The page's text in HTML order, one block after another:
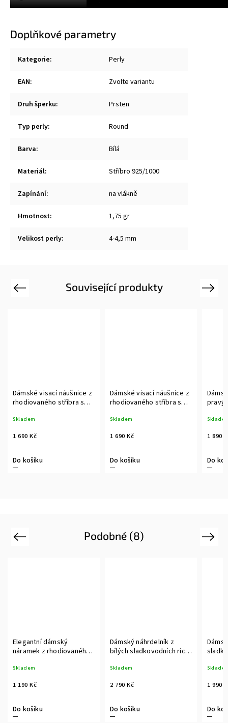
Doplňkové parametry
Kategorie: Perly
EAN: Zvolte variantu
Druh šperku: Prsten
Typ perly: Round
Barva: Bílá
Materiál: Stříbro 925/1000
Zapínání: na vlákně
Hmotnost: 1,75 gr
Velikost perly: 4-4,5 mm
Související produkty
Previous
Dámské visací náušnice z
rhodiovaného stříbra s
perlou
Skladem
1 690 Kč
Do košíku
Dámské visací náušnice z
rhodiovaného stříbra s
perlou
Skladem
1 690 Kč
Do košíku
1 890
Do
Next
Podobné (8)
Previous
Elegantní dámský
náramek z rhodiovaného
zirkony
Skladem
1 190 Kč
Do košíku
Dámský náhrdelník z
bílých sladkovodních rice
řetízkem a zirkony
Skladem
2 790 Kč
Do košíku
1 990
Do
Next